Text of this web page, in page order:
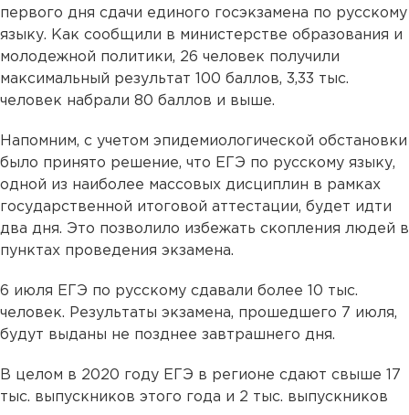
первого дня сдачи единого госэкзамена по русскому
языку. Как сообщили в министерстве образования и
молодежной политики, 26 человек получили
максимальный результат 100 баллов, 3,33 тыс.
человек набрали 80 баллов и выше.
Напомним, с учетом эпидемиологической обстановки
было принято решение, что ЕГЭ по русскому языку,
одной из наиболее массовых дисциплин в рамках
государственной итоговой аттестации, будет идти
два дня. Это позволило избежать скопления людей в
пунктах проведения экзамена.
6 июля ЕГЭ по русскому сдавали более 10 тыс.
человек. Результаты экзамена, прошедшего 7 июля,
будут выданы не позднее завтрашнего дня.
В целом в 2020 году ЕГЭ в регионе сдают свыше 17
тыс. выпускников этого года и 2 тыс. выпускников